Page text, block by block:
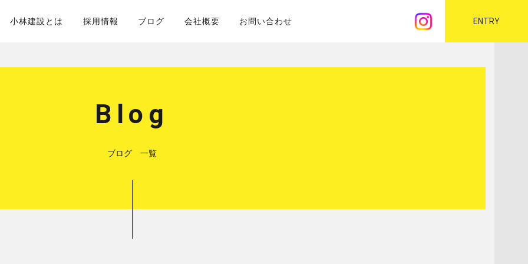
ENTRY
小林建設とは 採用情報 ブログ 会社概要 お問い合わせ
Blog
ブログ 一覧